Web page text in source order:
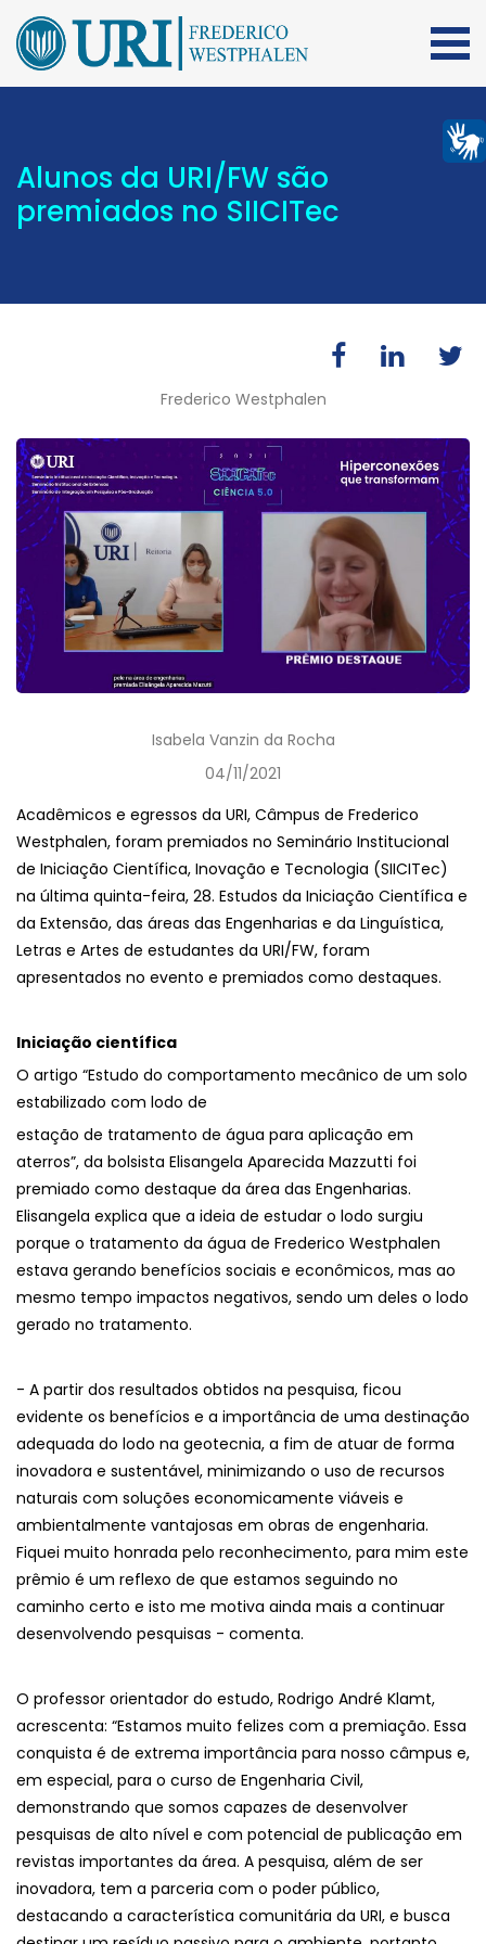
Alunos da URI/FW são
premiados no SIICITec
Frederico Westphalen
Isabela Vanzin da Rocha
04/11/2021
Acadêmicos e egressos da URI, Câmpus de Frederico
Westphalen, foram premiados no Seminário Institucional
de Iniciação Científica, Inovação e Tecnologia (SIICITec)
na última quinta-feira, 28. Estudos da Iniciação Científica e
da Extensão, das áreas das Engenharias e da Linguística,
Letras e Artes de estudantes da URI/FW, foram
apresentados no evento e premiados como destaques.
Iniciação científica
O artigo “Estudo do comportamento mecânico de um solo
estabilizado com lodo de
estação de tratamento de água para aplicação em
aterros”, da bolsista Elisangela Aparecida Mazzutti foi
premiado como destaque da área das Engenharias.
Elisangela explica que a ideia de estudar o lodo surgiu
porque o tratamento da água de Frederico Westphalen
estava gerando benefícios sociais e econômicos, mas ao
mesmo tempo impactos negativos, sendo um deles o lodo
gerado no tratamento.
- A partir dos resultados obtidos na pesquisa, ficou
evidente os benefícios e a importância de uma destinação
adequada do lodo na geotecnia, a fim de atuar de forma
inovadora e sustentável, minimizando o uso de recursos
naturais com soluções economicamente viáveis e
ambientalmente vantajosas em obras de engenharia.
Fiquei muito honrada pelo reconhecimento, para mim este
prêmio é um reflexo de que estamos seguindo no
caminho certo e isto me motiva ainda mais a continuar
desenvolvendo pesquisas - comenta.
O professor orientador do estudo, Rodrigo André Klamt,
acrescenta: “Estamos muito felizes com a premiação. Essa
conquista é de extrema importância para nosso câmpus e,
em especial, para o curso de Engenharia Civil,
demonstrando que somos capazes de desenvolver
pesquisas de alto nível e com potencial de publicação em
revistas importantes da área. A pesquisa, além de ser
inovadora, tem a parceria com o poder público,
destacando a característica comunitária da URI, e busca